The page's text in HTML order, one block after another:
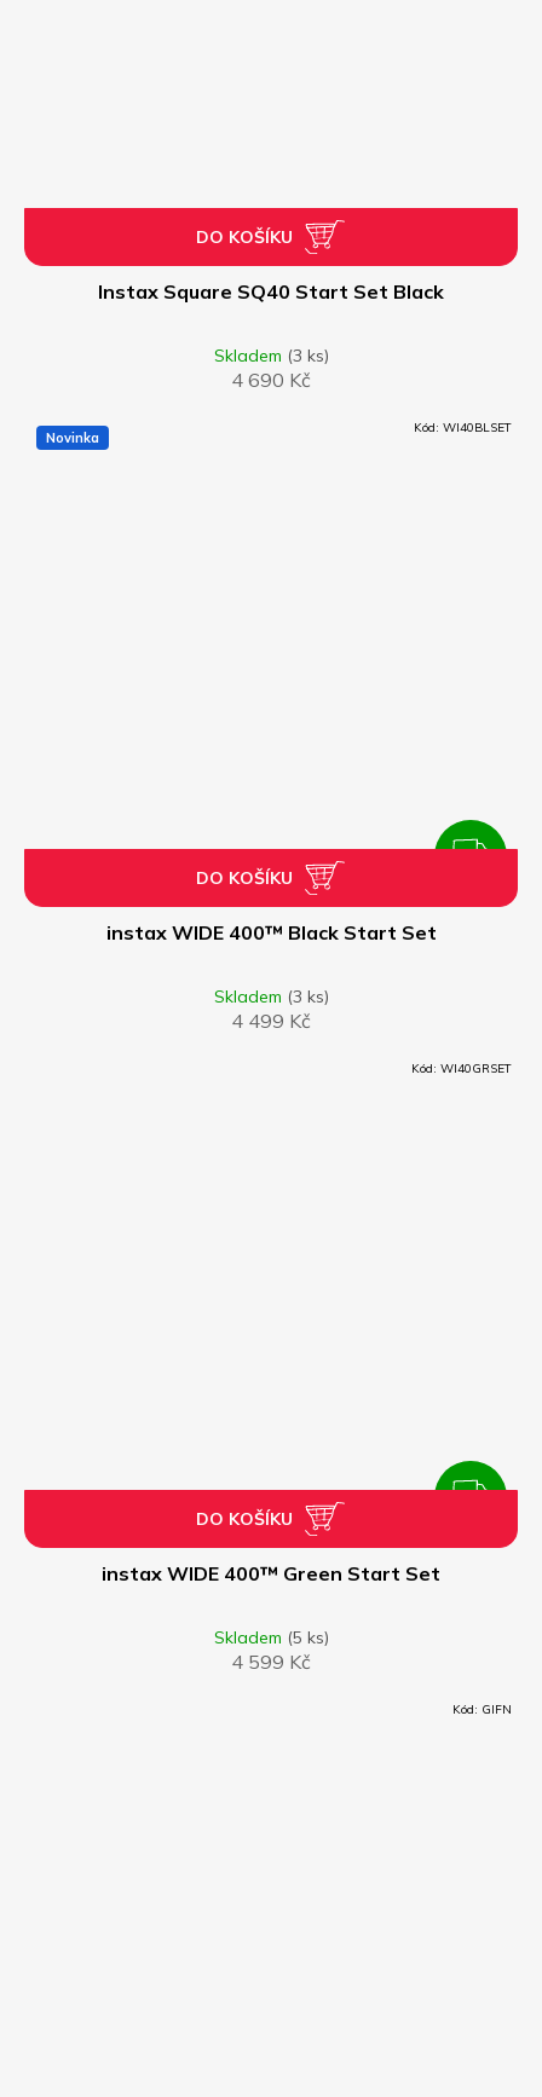
Instax Square SQ40 Start Set Black
Skladem (3 ks)
4 690 Kč
DO KOŠÍKU
Novinka
Z
instax WIDE 400™ Black Start Set
Skladem (3 ks)
4 499 Kč
DO KOŠÍKU
Kód: WI40BLSET
Z
instax WIDE 400™ Green Start Set
Skladem (5 ks)
4 599 Kč
DO KOŠÍKU
Kód: WI40GRSET
Kód: GIFN